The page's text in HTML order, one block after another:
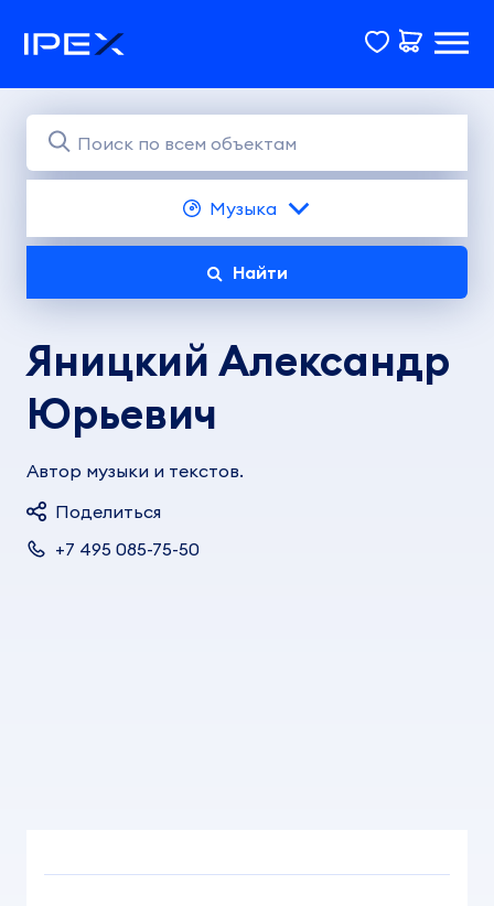
Музыка
Найти
Яницкий Александр
Юрьевич
Автор музыки и текстов.
Поделиться
+7 495 085-75-50